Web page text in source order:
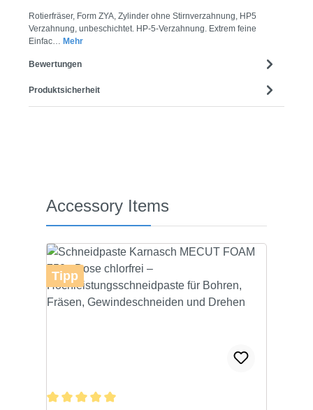
Rotierfräser, Form ZYA, Zylinder ohne Stirnverzahnung, HP5
Verzahnung, unbeschichtet. HP-5-Verzahnung. Extrem feine
Einfac… Mehr
Bewertungen
Produktsicherheit
Produktgalerie überspringen
Accessory Items
Tipp